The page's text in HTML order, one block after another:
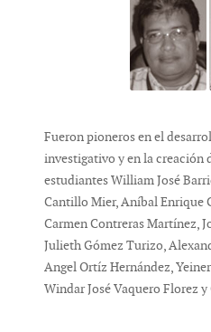
Fueron pioneros en el
investigativo y en la creación
estudiantes William José
Cantillo Mier, Aníbal Enrique
Carmen Contreras Martínez,
Julieth Gómez Turizo,
Angel Ortíz Hernández,
Windar José Vaquero Florez y